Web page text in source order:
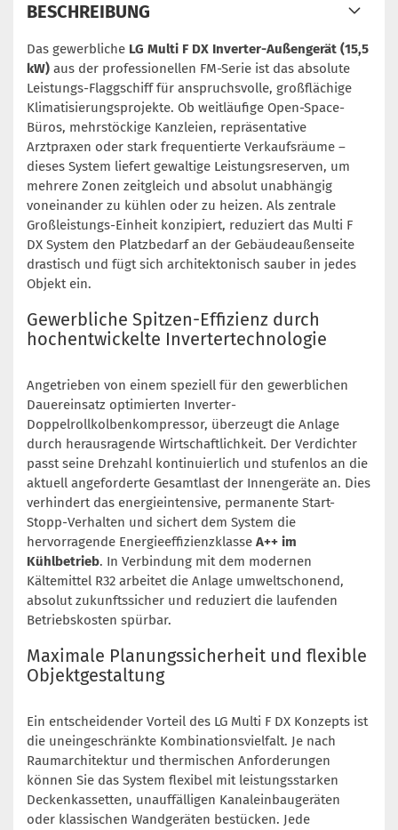
BESCHREIBUNG
Das gewerbliche LG Multi F DX Inverter-Außengerät (15,5
kW) aus der professionellen FM-Serie ist das absolute
Leistungs-Flaggschiff für anspruchsvolle, großflächige
Klimatisierungsprojekte. Ob weitläufige Open-Space-
Büros, mehrstöckige Kanzleien, repräsentative
Arztpraxen oder stark frequentierte Verkaufsräume –
dieses System liefert gewaltige Leistungsreserven, um
mehrere Zonen zeitgleich und absolut unabhängig
voneinander zu kühlen oder zu heizen. Als zentrale
Großleistungs-Einheit konzipiert, reduziert das Multi F
DX System den Platzbedarf an der Gebäudeaußenseite
drastisch und fügt sich architektonisch sauber in jedes
Objekt ein.
Gewerbliche Spitzen-Effizienz durch
hochentwickelte Invertertechnologie
Angetrieben von einem speziell für den gewerblichen
Dauereinsatz optimierten Inverter-
Doppelrollkolbenkompressor, überzeugt die Anlage
durch herausragende Wirtschaftlichkeit. Der Verdichter
passt seine Drehzahl kontinuierlich und stufenlos an die
aktuell angeforderte Gesamtlast der Innengeräte an. Dies
verhindert das energieintensive, permanente Start-
Stopp-Verhalten und sichert dem System die
hervorragende Energieeffizienzklasse A++ im
Kühlbetrieb. In Verbindung mit dem modernen
Kältemittel R32 arbeitet die Anlage umweltschonend,
absolut zukunftssicher und reduziert die laufenden
Betriebskosten spürbar.
Maximale Planungssicherheit und flexible
Objektgestaltung
Ein entscheidender Vorteil des LG Multi F DX Konzepts ist
die uneingeschränkte Kombinationsvielfalt. Je nach
Raumarchitektur und thermischen Anforderungen
können Sie das System flexibel mit leistungsstarken
Deckenkassetten, unauffälligen Kanaleinbaugeräten
oder klassischen Wandgeräten bestücken. Jede